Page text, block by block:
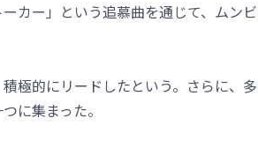
カー」という追慕曲を通じて、ムンビ
極的にリードしたという。さらに、多
に集まった。